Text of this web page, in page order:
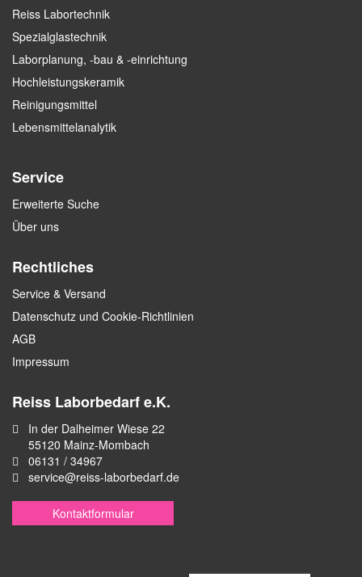
Reiss Labortechnik
Spezialglastechnik
Laborplanung, -bau & -einrichtung
Hochleistungskeramik
Reinigungsmittel
Lebensmittelanalytik
Service
Erweiterte Suche
Über uns
Rechtliches
Service & Versand
Datenschutz und Cookie-Richtlinien
AGB
Impressum
Reiss Laborbedarf e.K.
In der Dalheimer Wiese 22
55120 Mainz-Mombach
06131 / 34967
service@reiss-laborbedarf.de
Kontaktformular